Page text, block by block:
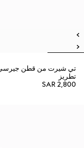
تي شيرت من قطن
تطريز
SAR 2,800